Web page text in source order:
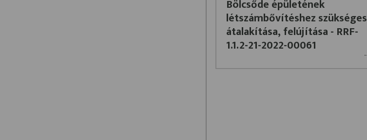
Bölcsőde épületének
létszámbővítéshez szükséges
átalakítása, felújítása - RRF-
1.1.2-21-2022-00061